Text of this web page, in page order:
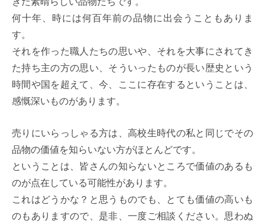
何十年、時には何百年前の品物に出会うこともありま
す。
それを作った職人たちの思いや、それを大事にされてき
た持ち主の方の思い、そういったものが長い歴史という
時間や国を超えて、今、ここに存在するということは、
感慨深いものがあります。
売りにいらっしゃる方は、高校生時代の私と同じでその
品物の価値を知らいない方がほとんどです。
ということは、皆さんの知らないところで価値のあるも
のが点在している可能性があります。
これはどうかな？と思うものでも、とても価値の高いも
のもありますので、是非、一度ご相談ください。思わぬ